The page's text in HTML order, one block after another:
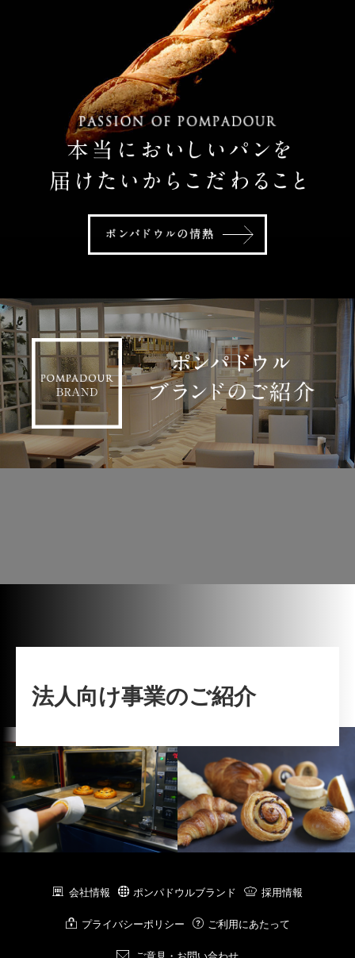
法人向け事業のご紹介
会社情報 ポンパドウルブランド 採用情報
プライバシーポリシー ご利用にあたって